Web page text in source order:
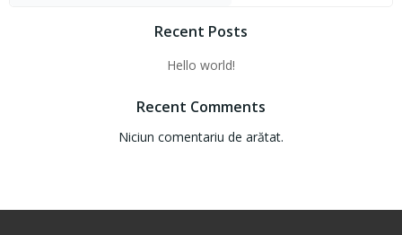
Recent Posts
Hello world!
Recent Comments
Niciun comentariu de arătat.